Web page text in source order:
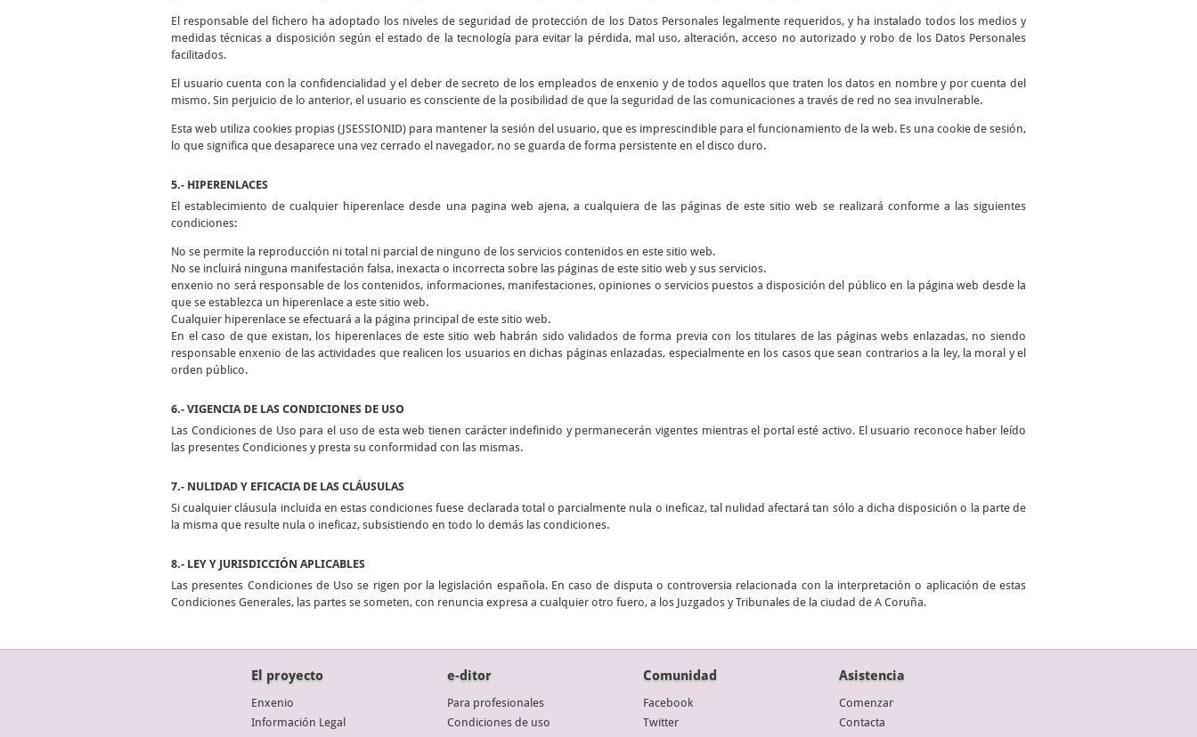
El responsable del fichero ha adoptado los niveles de seguridad de protección de los Datos Personales legalmente requeridos, y ha instalado todos los medios y
medidas técnicas a disposición según el estado de la tecnología para evitar la pérdida, mal uso, alteración, acceso no autorizado y robo de los Datos Personales
facilitados.
El usuario cuenta con la confidencialidad y el deber de secreto de los empleados de enxenio y de todos aquellos que traten los datos en nombre y por cuenta del
mismo. Sin perjuicio de lo anterior, el usuario es consciente de la posibilidad de que la seguridad de las comunicaciones a través de red no sea invulnerable.
Esta web utiliza cookies propias (JSESSIONID) para mantener la sesión del usuario, que es imprescindible para el funcionamiento de la web. Es una cookie de sesión,
lo que significa que desaparece una vez cerrado el navegador, no se guarda de forma persistente en el disco duro.
5.- HIPERENLACES
El establecimiento de cualquier hiperenlace desde una pagina web ajena, a cualquiera de las páginas de este sitio web se realizará conforme a las siguientes
condiciones:
No se permite la reproducción ni total ni parcial de ninguno de los servicios contenidos en este sitio web.
No se incluirá ninguna manifestación falsa, inexacta o incorrecta sobre las páginas de este sitio web y sus servicios.
enxenio no será responsable de los contenidos, informaciones, manifestaciones, opiniones o servicios puestos a disposición del público en la página web desde la
que se establezca un hiperenlace a este sitio web.
Cualquier hiperenlace se efectuará a la página principal de este sitio web.
En el caso de que existan, los hiperenlaces de este sitio web habrán sido validados de forma previa con los titulares de las páginas webs enlazadas, no siendo
responsable enxenio de las actividades que realicen los usuarios en dichas páginas enlazadas, especialmente en los casos que sean contrarios a la ley, la moral y el
orden público.
6.- VIGENCIA DE LAS CONDICIONES DE USO
Las Condiciones de Uso para el uso de esta web tienen carácter indefinido y permanecerán vigentes mientras el portal esté activo. El usuario reconoce haber leído
las presentes Condiciones y presta su conformidad con las mismas.
7.- NULIDAD Y EFICACIA DE LAS CLÁUSULAS
Si cualquier cláusula incluida en estas condiciones fuese declarada total o parcialmente nula o ineficaz, tal nulidad afectará tan sólo a dicha disposición o la parte de
la misma que resulte nula o ineficaz, subsistiendo en todo lo demás las condiciones.
8.- LEY Y JURISDICCIÓN APLICABLES
Las presentes Condiciones de Uso se rigen por la legislación española. En caso de disputa o controversia relacionada con la interpretación o aplicación de estas
Condiciones Generales, las partes se someten, con renuncia expresa a cualquier otro fuero, a los Juzgados y Tribunales de la ciudad de A Coruña.
El proyecto
Enxenio
Información Legal
e-ditor
Para profesionales
Condiciones de uso
Comunidad
Facebook
Twitter
Asistencia
Comenzar
Contacta